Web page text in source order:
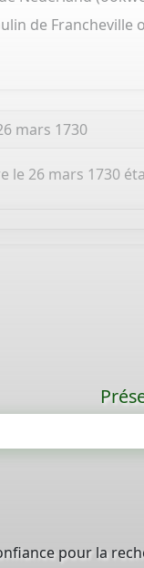
de
mars 1730
le 26 mars 1730
pour la